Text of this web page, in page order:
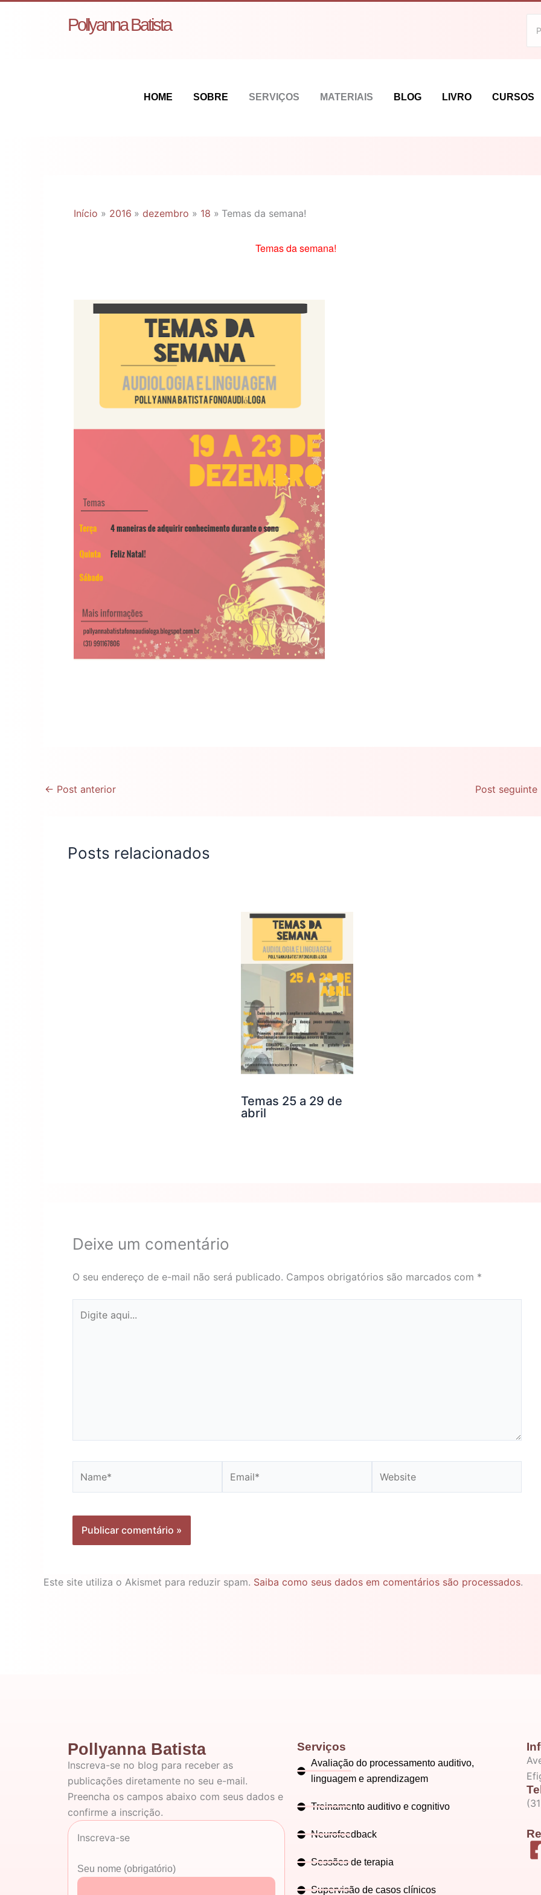
Pollyanna Batista
HOME SOBRE SERVIÇOS MATERIAIS BLOG LIVRO CURSOS
Início 2016 dezembro 18 Temas da semana!
Temas da semana!
← Post anterior Post seguinte
Posts relacionados
Temas 25 a 29 de
abril
Deixe um comentário
O seu endereço de e-mail não será publicado. Campos obrigatórios são marcados com *
aqui...
Este site utiliza o Akismet para reduzir spam. Saiba como seus dados em comentários são processados.
Pollyanna Batista
Inscreva-se no blog para receber as
publicações diretamente no seu e-mail.
Preencha os campos abaixo com seus dados e
confirme a inscrição.
Inscreva-se
Seu nome (obrigatório)
Serviços
Avaliação do processamento auditivo,
linguagem e aprendizagem
Treinamento auditivo e cognitivo
Neurofeedback
Sessões de terapia
Supervisão de casos clínicos